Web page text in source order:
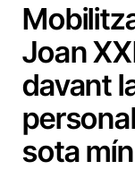
Joan
davant
sota